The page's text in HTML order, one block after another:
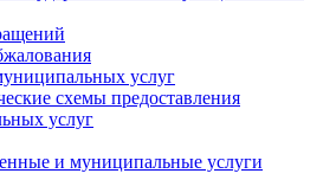
услуг
схемы предоставления
услуг
и муниципальные услуги